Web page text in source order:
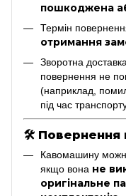
пошкоджена
Термін
отримання
Зворотна
повернення не
(наприклад,
під час
🛠 Повернення
Кавомашину
якщо вона не
оригінальне